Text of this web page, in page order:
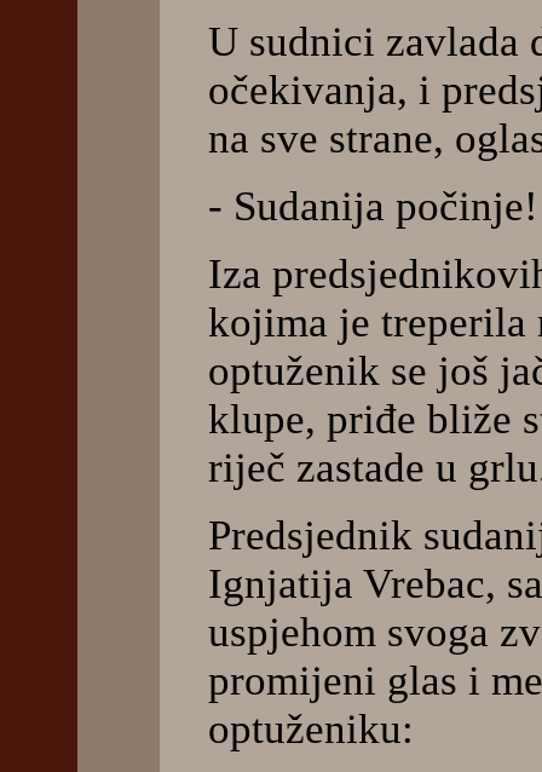
U sudnici zavlada
očekivanja, i
na sve strane,
- Sudanija počinje!
Iza
kojima je treperila
optuženik se još
klupe, priđe bliže
riječ zastade u
Predsjednik
Ignjatija Vrebac,
uspjehom svoga
promijeni glas i
optuženiku: